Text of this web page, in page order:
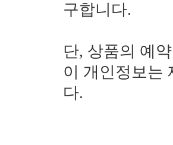
구합니다.
단, 상품의 예
이 개인정보는
다.